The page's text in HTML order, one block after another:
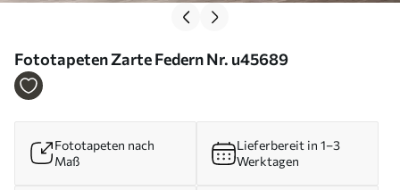
Fototapeten Zarte Federn Nr. u45689
Fototapeten nach
Maß
Lieferbereit in 1–3
Werktagen